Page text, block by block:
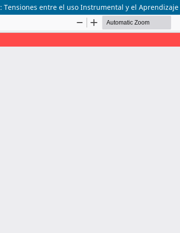
entre el uso Instrumental y el Aprendizaje